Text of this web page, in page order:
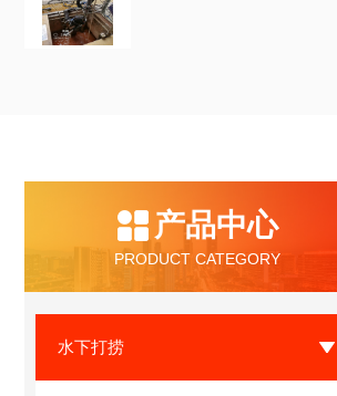
产品中心
PRODUCT CATEGORY
水下打捞